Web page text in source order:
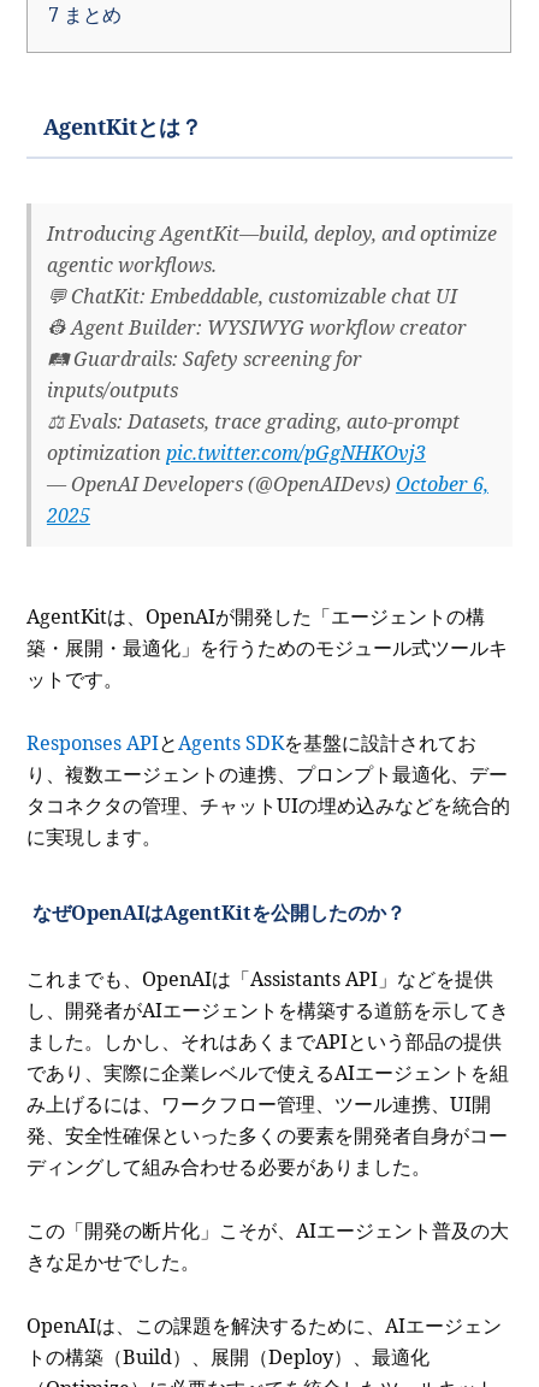
7 まとめ
AgentKitとは？
Introducing AgentKit—build, deploy, and optimize
agentic workflows.
💬 ChatKit: Embeddable, customizable chat UI
👷 Agent Builder: WYSIWYG workflow creator
🛤️ Guardrails: Safety screening for
inputs/outputs
⚖️ Evals: Datasets, trace grading, auto-prompt
optimization pic.twitter.com/pGgNHKOvj3
— OpenAI Developers (@OpenAIDevs) October 6,
2025
AgentKitは、OpenAIが開発した「エージェントの構
築・展開・最適化」を行うためのモジュール式ツールキ
ットです。
Responses APIとAgents SDKを基盤に設計されてお
り、複数エージェントの連携、プロンプト最適化、デー
タコネクタの管理、チャットUIの埋め込みなどを統合的
に実現します。
なぜOpenAIはAgentKitを公開したのか？
これまでも、OpenAIは「Assistants API」などを提供
し、開発者がAIエージェントを構築する道筋を示してき
ました。しかし、それはあくまでAPIという部品の提供
であり、実際に企業レベルで使えるAIエージェントを組
み上げるには、ワークフロー管理、ツール連携、UI開
発、安全性確保といった多くの要素を開発者自身がコー
ディングして組み合わせる必要がありました。
この「開発の断片化」こそが、AIエージェント普及の大
きな足かせでした。
OpenAIは、この課題を解決するために、AIエージェン
トの構築（Build）、展開（Deploy）、最適化